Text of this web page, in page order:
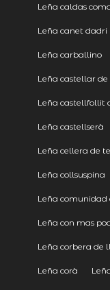
Leña caldas
Leña canet dadri
Leña carballino
Leña castellar
Leña castellfollit
Leña castellserà
Leña cellera de
Leña collsuspina
Leña comunidad
Leña con mas
Leña corbera de
Leña corà